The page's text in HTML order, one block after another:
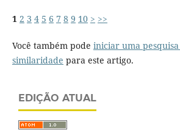
1 2 3 4 5 6 7 8 9 10 > >>
Você também pode iniciar uma
similaridade para este artigo.
EDIÇÃO ATUAL